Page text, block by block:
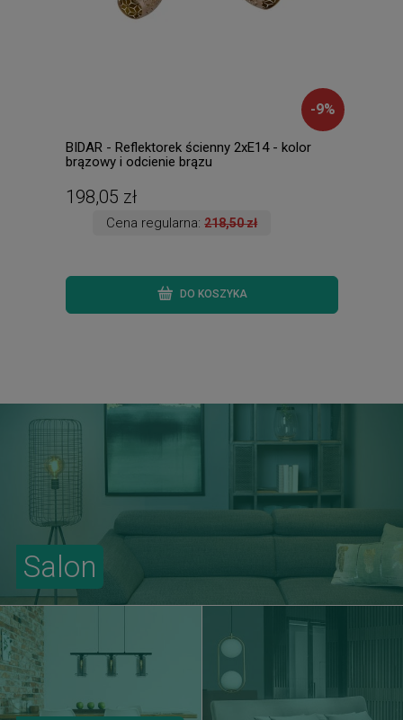
-9%
BIDAR - Reflektorek ścienny 2xE14 - kolor
brązowy i odcienie brązu
198,05 zł
Cena regularna:218,50 zł
DO KOSZYKA
Salon